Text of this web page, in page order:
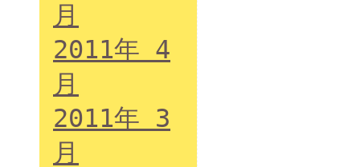
月
2011年 4
月
2011年 3
月